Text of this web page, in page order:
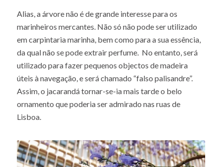
Alias, a árvore não é de grande interesse para os
marinheiros mercantes. Não só não pode ser utilizado
em carpintaria marinha, bem como para a sua essência,
da qual não se pode extrair perfume. No entanto, será
utilizado para fazer pequenos objectos de madeira
úteis à navegação, e será chamado “falso palisandre”.
Assim, o jacarandá tornar-se-ia mais tarde o belo
ornamento que poderia ser admirado nas ruas de
Lisboa.